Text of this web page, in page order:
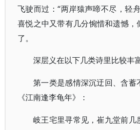
飞驶而过：“两岸猿声啼不尽，轻
喜悦之中又带有几分惋惜和遗憾，
了。
深层义在以下几类诗里比较丰
第一类是感情深沉迂回、含蓄
《江南逢李龟年》：
岐王宅里寻常见，崔九堂前几